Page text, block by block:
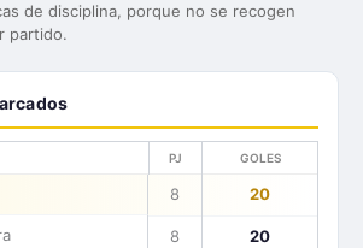
de disciplina, porque no se recogen
partido.
PJ GOLES
8 20
8 20